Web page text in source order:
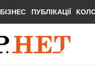
БІЗНЕС ПУБЛІКАЦІЇ